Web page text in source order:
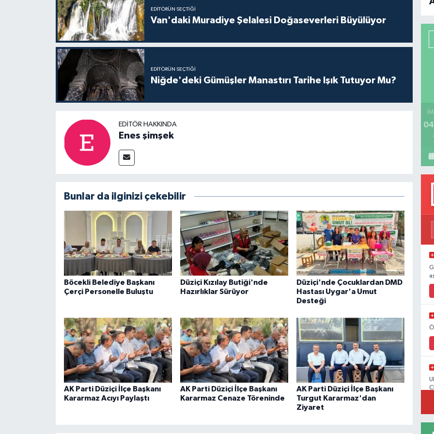
EDITÖRÜN SEÇTIĞI
Van'daki Muradiye Şelalesi Doğaseverleri Büyülüyor
EDITÖRÜN SEÇTIĞI
Niğde'deki Gümüşler Manastırı Tarihe Işık Tutuyor Mu?
EDITÖR HAKKINDA
Enes şimşek
Bunlar da ilginizi çekebilir
Böcekli Belediye Başkanı
Çerçi Personelle Buluştu
Düziçi Kızılay Butiği'nde
Hazırlıklar Sürüyor
Düziçi'nde Çocuklardan DMD
Hastası Uygar'a Umut
Desteği
AK Parti Düziçi İlçe Başkanı
Kararmaz Acıyı Paylaştı
AK Parti Düziçi İlçe Başkanı
Kararmaz Cenaze Töreninde
AK Parti Düziçi İlçe Başkanı
Turgut Kararmaz'dan
Ziyaret